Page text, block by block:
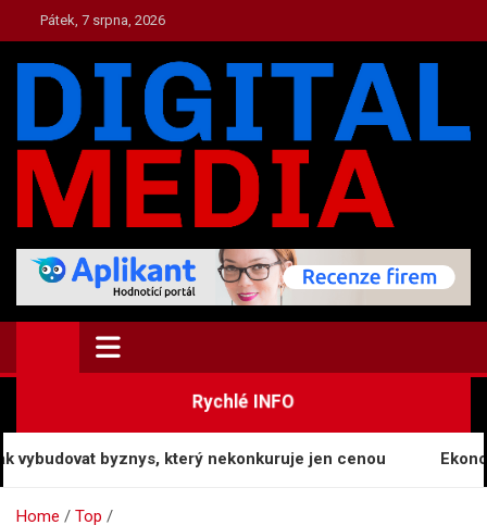
to
content
Pátek, 7 srpna, 2026
TOP.DIGITAL-MEDIA.CZ
Zpravodajství a Media
Rychlé INFO
byznys, který nekonkuruje jen cenou
Home
Top